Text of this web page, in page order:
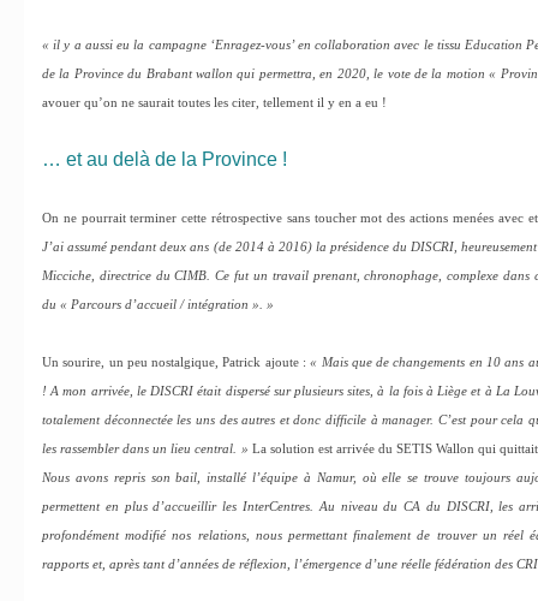
« il y a aussi eu la campagne ‘Enragez-vous’ en collaboration avec le tissu Education
de la Province du Brabant wallon qui permettra, en 2020, le vote de la motion «
avouer qu’on ne saurait toutes les citer, tellement il y en a eu !
… et au delà de la Province !
On ne pourrait terminer cette rétrospective sans toucher mot des actions menées avec
J’ai assumé pendant deux ans (de 2014 à 2016) la présidence du DISCRI,
Micciche, directrice du CIMB. Ce fut un travail prenant, chronophage, complexe dans
du « Parcours d’accueil / intégration ». »
Un sourire, un peu nostalgique, Patrick ajoute :« Mais que de changements en 10 ans
! A mon arrivée, le DISCRI était dispersé sur plusieurs sites, à la fois à Liège et à La
totalement déconnectée les uns des autres et donc difficile à manager. C’est pour cela
les rassembler dans un lieu central. » La solution est arrivée du SETIS Wallon qui
Nous avons repris son bail, installé l’équipe à Namur, où elle se trouve toujours
permettent en plus d’accueillir les InterCentres. Au niveau du CA du DISCRI, les
profondément modifié nos relations, nous permettant finalement de trouver un réel
rapports et, après tant d’années de réflexion, l’émergence d’une réelle fédération des